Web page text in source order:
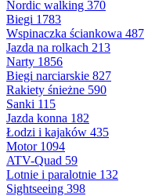
Nordic walking 370
Biegi 1783
Wspinaczka ściankowa 487
Jazda na rolkach 213
Narty 1856
Biegi narciarskie 827
Rakiety śnieżne 590
Sanki 115
Jazda konna 182
Łodzi i kajaków 435
Motor 1094
ATV-Quad 59
Lotnie i paralotnie 132
Sightseeing 398